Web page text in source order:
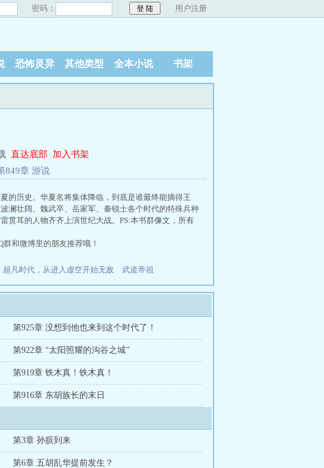
密码： 用户注册
恐怖灵异 其他类型 全本小说 书架
直达底部
加入书架
849章 游说
的历史。华夏名将集体降临，到底是谁最终能摘得王
壮阔。魏武卒、岳家军、秦锐士各个时代的特殊兵种
贯耳的人物齐齐上演世纪大战。PS:本书群像文，所有
和微博里的朋友推荐哦！
超凡时代，从进入虚空开始无敌 武道帝祖
第925章 没想到他也来到这个时代了！
第922章 “太阳照耀的沟谷之城”
第919章 铁木真！铁木真！
第916章 东胡族长的末日
第3章 孙膑到来
第6章 五胡乱华提前发生？